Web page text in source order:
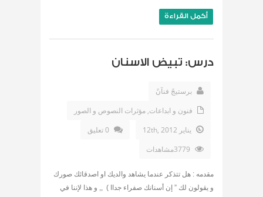
أكمل القراءة
درس: تبيض الاسنان
برستيجً فنآنً
فنون و ابداعات, مؤثرات النصوص و الصور
يناير 12th, 2012
0 تعليق
مقدمه : هل تتذكر عندما يشاهد والديك او اصدقائك صورك
و يقولون لك ” إن أسنانك صفراء جداا ) ,, و هذا لإننا في